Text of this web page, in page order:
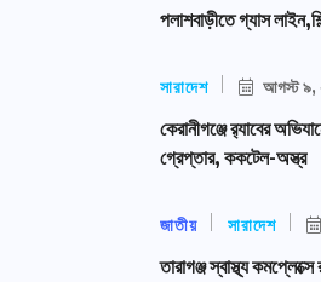
পলাশবাড়ীতে গ্যাস
সারাদেশ আগস্ট ৯,
কেরানীগঞ্জে র‍্যাবের
গ্রেপ্তার, ককটেল-অস্ত্র
জাতীয় সারাদেশ
তারাগঞ্জ স্বাস্থ্য কমপ্লেক্সে